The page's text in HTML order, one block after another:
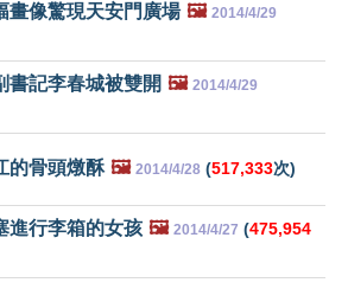
畫像驚現天安門廣場 🖼️ 2014/4/29
書記李春城被雙開 🖼️ 2014/4/29
的骨頭燉酥 🖼️ 2014/4/28 (517,333次)
進行李箱的女孩 🖼️ 2014/4/27 (475,954